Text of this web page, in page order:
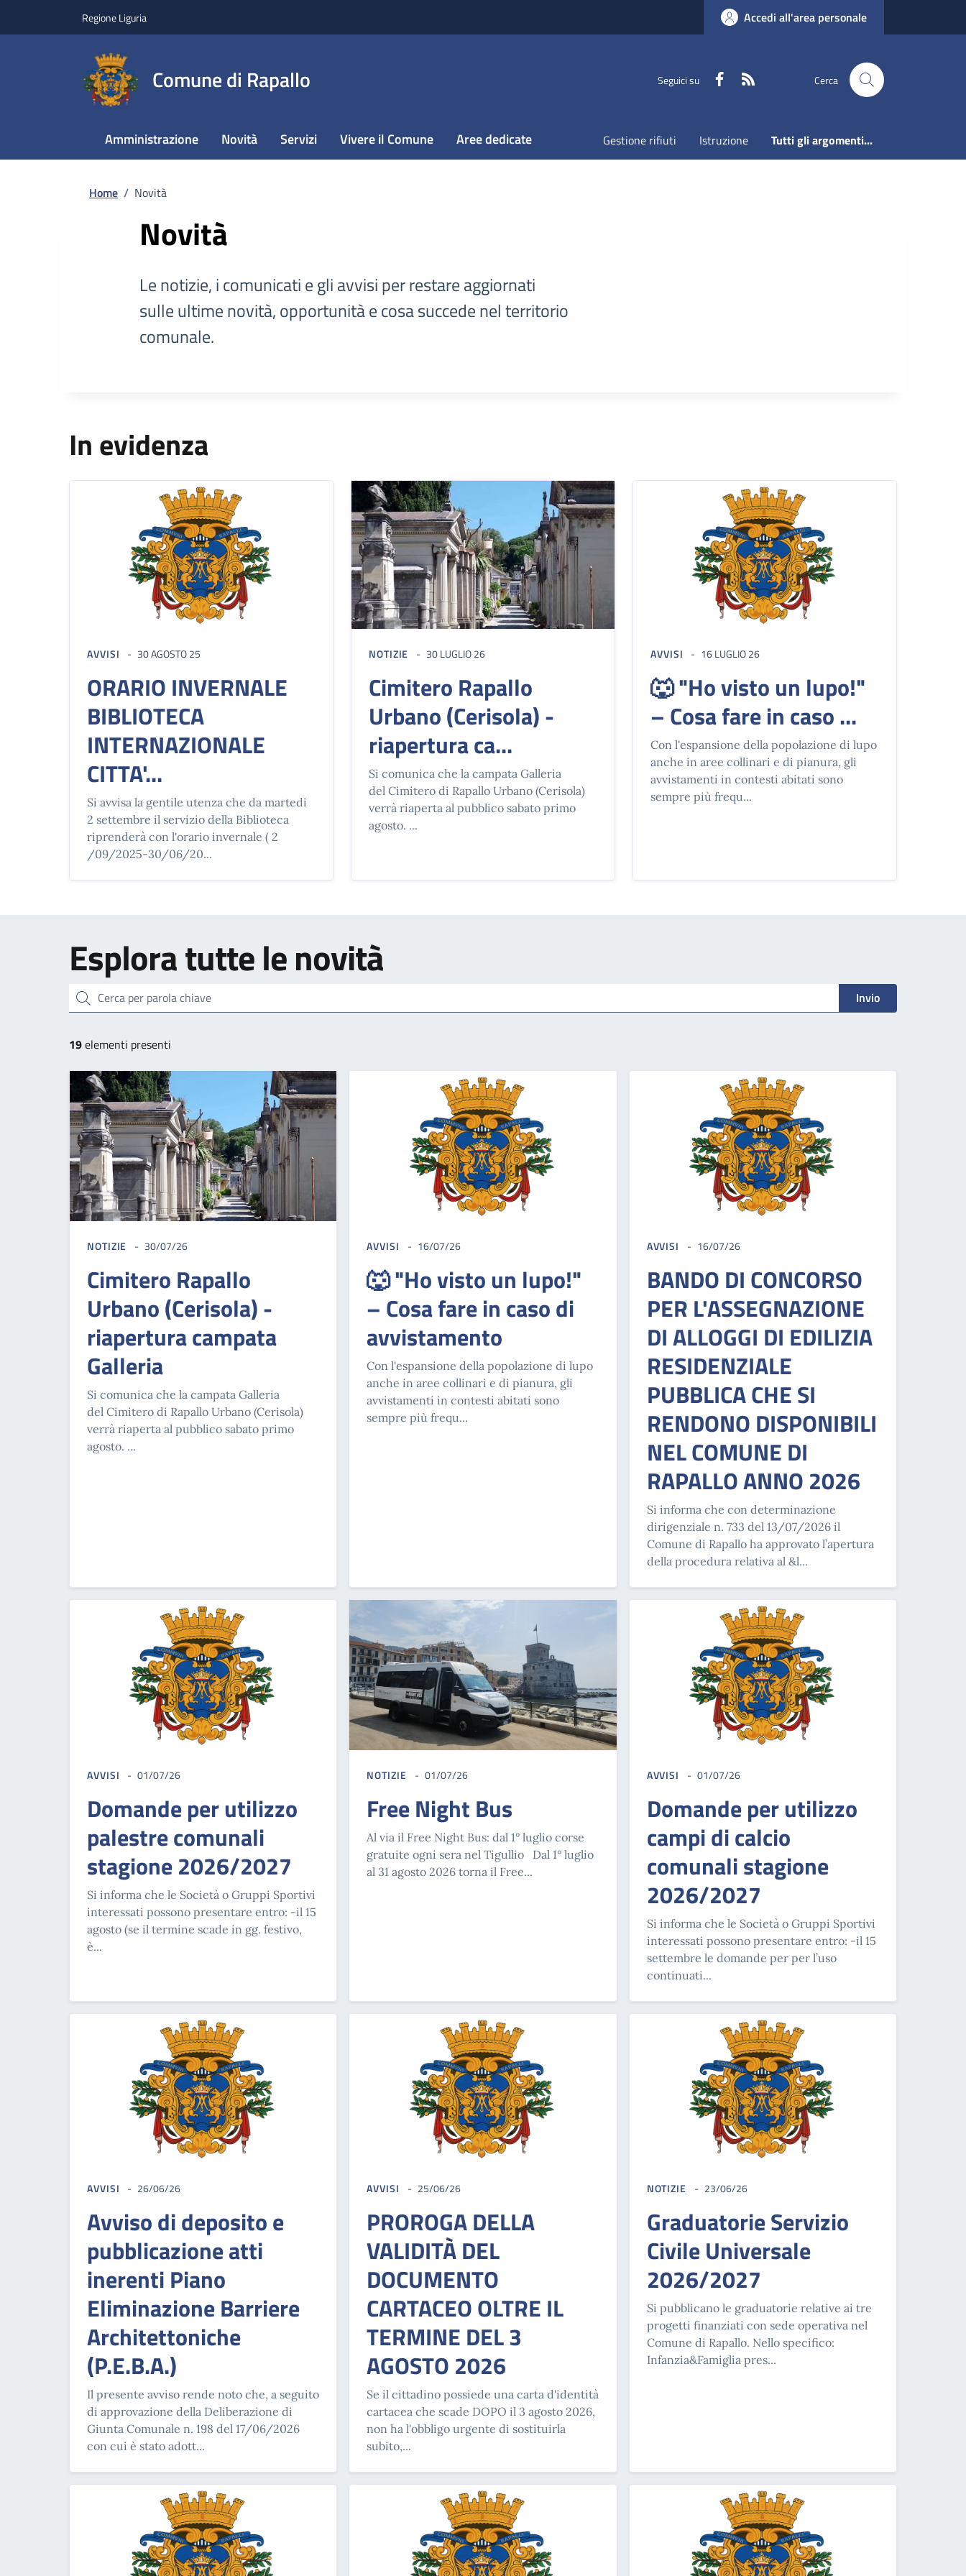
Regione Liguria Accedi all'area personale
Comune di Rapallo Seguici su Faceboook Cerca
Amministrazione Novità Servizi Vivere il Comune Aree dedicate Gestione rifiuti Istruzione Tutti gli argomenti...
Home / Novità
Novità
Le notizie, i comunicati e gli avvisi per restare aggiornati
sulle ultime novità, opportunità e cosa succede nel territorio
comunale.
In evidenza
AVVISI 30 AGOSTO 25
ORARIO INVERNALE
BIBLIOTECA
INTERNAZIONALE
CITTA'...
Si avvisa la gentile utenza che da martedi
2 settembre il servizio della Biblioteca
riprenderà con l'orario invernale ( 2
/09/2025-30/06/20...
NOTIZIE 30 LUGLIO 26
Cimitero Rapallo
Urbano (Cerisola) -
riapertura ca...
Si comunica che la campata Galleria
del Cimitero di Rapallo Urbano (Cerisola)
verrà riaperta al pubblico sabato primo
agosto. ...
AVVISI 16 LUGLIO 26
🐺 "Ho visto un lupo!"
– Cosa fare in caso ...
Con l'espansione della popolazione di lupo
anche in aree collinari e di pianura, gli
avvistamenti in contesti abitati sono
sempre più frequ...
Esplora tutte le novità
cerca Invio
19elementi presenti
NOTIZIE 30/07/26
Cimitero Rapallo
Urbano (Cerisola) -
riapertura campata
Galleria
Si comunica che la campata Galleria
del Cimitero di Rapallo Urbano (Cerisola)
verrà riaperta al pubblico sabato primo
agosto. ...
AVVISI 16/07/26
🐺 "Ho visto un lupo!"
– Cosa fare in caso di
avvistamento
Con l'espansione della popolazione di lupo
anche in aree collinari e di pianura, gli
avvistamenti in contesti abitati sono
sempre più frequ...
AVVISI 16/07/26
BANDO DI CONCORSO
PER L'ASSEGNAZIONE
DI ALLOGGI DI EDILIZIA
RESIDENZIALE
PUBBLICA CHE SI
RENDONO DISPONIBILI
NEL COMUNE DI
RAPALLO ANNO 2026
Si informa che con determinazione
dirigenziale n. 733 del 13/07/2026 il
Comune di Rapallo ha approvato l’apertura
della procedura relativa al &l...
AVVISI 01/07/26
Domande per utilizzo
palestre comunali
stagione 2026/2027
Si informa che le Società o Gruppi Sportivi
interessati possono presentare entro: -il 15
agosto (se il termine scade in gg. festivo,
è...
NOTIZIE 01/07/26
Free Night Bus
Al via il Free Night Bus: dal 1° luglio corse
gratuite ogni sera nel Tigullio Dal 1° luglio
al 31 agosto 2026 torna il Free...
AVVISI 01/07/26
Domande per utilizzo
campi di calcio
comunali stagione
2026/2027
Si informa che le Società o Gruppi Sportivi
interessati possono presentare entro: -il 15
settembre le domande per per l’uso
continuati...
AVVISI 26/06/26
Avviso di deposito e
pubblicazione atti
inerenti Piano
Eliminazione Barriere
Architettoniche
(P.E.B.A.)
Il presente avviso rende noto che, a seguito
di approvazione della Deliberazione di
Giunta Comunale n. 198 del 17/06/2026
con cui è stato adott...
AVVISI 25/06/26
PROROGA DELLA
VALIDITÀ DEL
DOCUMENTO
CARTACEO OLTRE IL
TERMINE DEL 3
AGOSTO 2026
Se il cittadino possiede una carta d'identità
cartacea che scade DOPO il 3 agosto 2026,
non ha l'obbligo urgente di sostituirla
subito,...
NOTIZIE 23/06/26
Graduatorie Servizio
Civile Universale
2026/2027
Si pubblicano le graduatorie relative ai tre
progetti finanziati con sede operativa nel
Comune di Rapallo. Nello specifico:
Infanzia&Famiglia pres...